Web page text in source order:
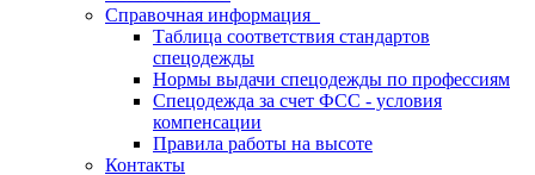
Справочная информация
Таблица соответствия стандартов
спецодежды
Нормы выдачи спецодежды по профессиям
Спецодежда за счет ФСС - условия
компенсации
Правила работы на высоте
Контакты